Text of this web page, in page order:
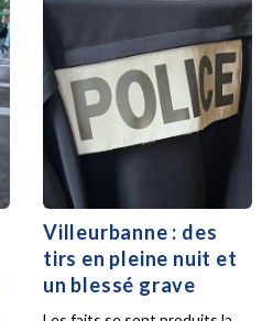
Villeurbanne : des
tirs en pleine nuit et
un blessé grave